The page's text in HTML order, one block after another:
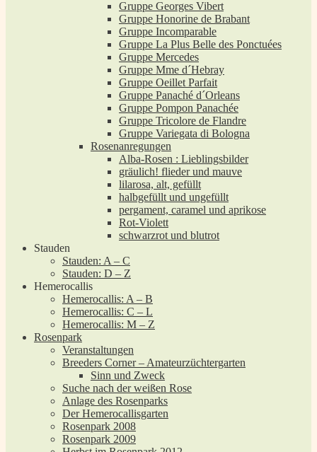
Gruppe Georges Vibert
Gruppe Honorine de Brabant
Gruppe Incomparable
Gruppe La Plus Belle des Ponctuées
Gruppe Mercedes
Gruppe Mme d´Hebray
Gruppe Oeillet Parfait
Gruppe Panaché d´Orleans
Gruppe Pompon Panachée
Gruppe Tricolore de Flandre
Gruppe Variegata di Bologna
Rosenanregungen
Alba-Rosen : Lieblingsbilder
gräulich! flieder und mauve
lilarosa, alt, gefüllt
halbgefüllt und ungefüllt
pergament, caramel und aprikose
Rot-Violett
schwarzrot und blutrot
Stauden
Stauden: A – C
Stauden: D – Z
Hemerocallis
Hemerocallis: A – B
Hemerocallis: C – L
Hemerocallis: M – Z
Rosenpark
Veranstaltungen
Breeders Corner – Amateurzüchtergarten
Sinn und Zweck
Suche nach der weißen Rose
Anlage des Rosenparks
Der Hemerocallisgarten
Rosenpark 2008
Rosenpark 2009